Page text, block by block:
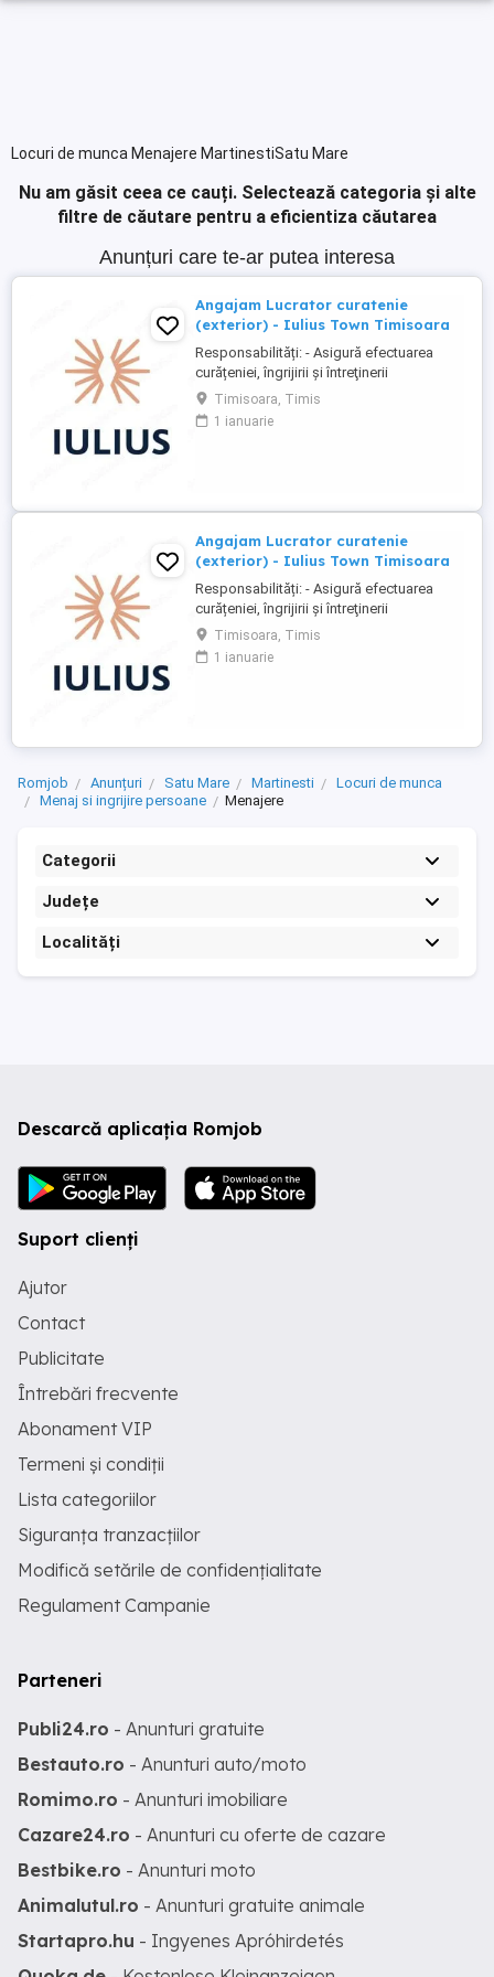
Locuri de munca Menajere MartinestiSatu Mare
Nu am găsit ceea ce cauți. Selectează categoria și alte
filtre de căutare pentru a eficientiza căutarea
Anunțuri care te-ar putea interesa
Angajam Lucrator curatenie
(exterior) - Iulius Town Timisoara
Responsabilități: - Asigură efectuarea
curățeniei, îngrijirii şi întreţinerii
amplasamentului exterior al Mall-ului; -
Colectează cartoanele din locaţie şi le
trimite spre punctul de colectare; - Pe timp
Timisoara, Timis
1 ianuarie
Angajam Lucrator curatenie
(exterior) - Iulius Town Timisoara
Responsabilități: - Asigură efectuarea
curățeniei, îngrijirii şi întreţinerii
amplasamentului exterior al Mall-ului; -
Colectează cartoanele din locaţie şi le
trimite spre punctul de colectare; - Pe timp
Timisoara, Timis
1 ianuarie
Romjob Anunțuri Satu Mare Martinesti
Locuri de munca
Menaj si ingrijire persoane
Menajere
Categorii
Județe
Localități
Descarcă aplicația Romjob
Suport clienți
Ajutor
Contact
Publicitate
Întrebări frecvente
Abonament VIP
Termeni și condiții
Lista categoriilor
Siguranța tranzacțiilor
Modifică setările de confidențialitate
Regulament Campanie
Parteneri
Publi24.ro - Anunturi gratuite
Bestauto.ro - Anunturi auto/moto
Romimo.ro - Anunturi imobiliare
Cazare24.ro - Anunturi cu oferte de cazare
Bestbike.ro - Anunturi moto
Animalutul.ro - Anunturi gratuite animale
Startapro.hu - Ingyenes Apróhirdetés